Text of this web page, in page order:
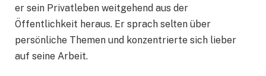
er sein Privatleben weitgehend aus der
Öffentlichkeit heraus. Er sprach selten über
persönliche Themen und konzentrierte sich lieber
auf seine Arbeit.